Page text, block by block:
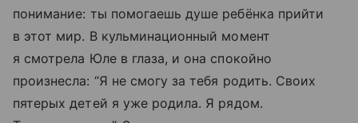
понимание: ты помогаешь душе ребёнка прийти
в этот мир. В кульминационный момент
я смотрела Юле в глаза, и она спокойно
произнесла: “Я не смогу за тебя родить. Своих
пятерых детей я уже родила. Я рядом.